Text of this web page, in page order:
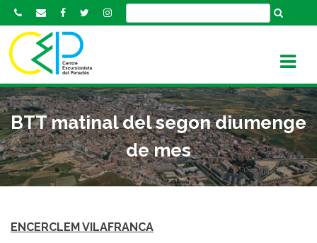
k
o
c
o
n
t
e
BTT matinal del segon diumenge
de mes
ENCERCLEM VILAFRANCA